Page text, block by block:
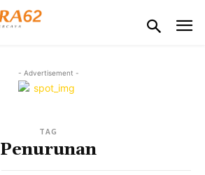
- Advertisement -
TAG
Penurunan